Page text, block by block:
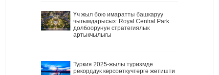
Үч жыл бою имаратты башкаруу
чыгымдарысыз: Royal Central Park
долбоорунун стратегиялык
артыкчылыгы
Туркия 2025-жылы туризмде
рекорддук көрсоөткучтөргө жетишти